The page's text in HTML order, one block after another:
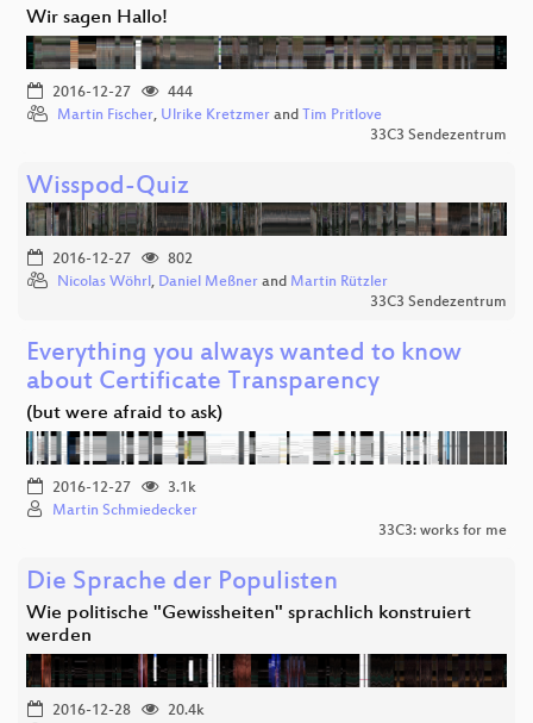
Wir sagen Hallo!
2016-12-27
444
Martin Fischer, Ulrike Kretzmer and Tim Pritlove
33C3 Sendezentrum
Wisspod-Quiz
2016-12-27
802
Nicolas Wöhrl, Daniel Meßner and Martin Rützler
33C3 Sendezentrum
Everything you always wanted to know
about Certificate Transparency
(but were afraid to ask)
2016-12-27
3.1k
Martin Schmiedecker
33C3: works for me
Die Sprache der Populisten
Wie politische "Gewissheiten" sprachlich konstruiert
werden
2016-12-28
20.4k